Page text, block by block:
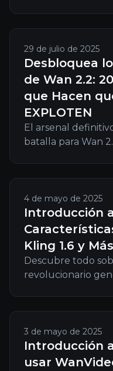
29 de julio de 2025
Desbloquea
de Wan 2.2:
que Hacen
EXPLOTEN
El arsenal
batalla para Wan
dignos de viral.
4 de mayo de 2025
Introducción
Kling 1.6 y Más
Descubre todo
revolucionario
con Kling 1.6.
3 de mayo de 2025
Introducción
usar